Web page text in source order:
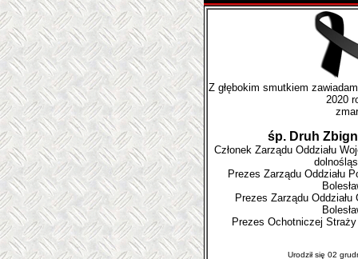
Z głębokim smutkiem
2020
śp. Druh
Członek Zarządu Oddziału
Prezes Zarządu Oddziału
Prezes Zarządu
Prezes Ochotniczej
Urodził się 02